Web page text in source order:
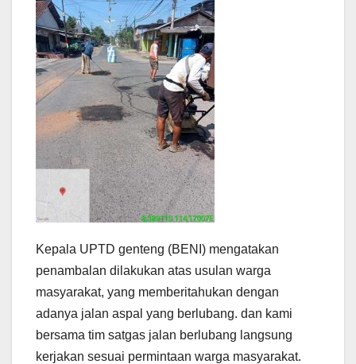
Kepala UPTD genteng (BENI) mengatakan
penambalan dilakukan atas usulan warga
masyarakat, yang memberitahukan dengan
adanya jalan aspal yang berlubang. dan kami
bersama tim satgas jalan berlubang langsung
kerjakan sesuai permintaan warga masyarakat.